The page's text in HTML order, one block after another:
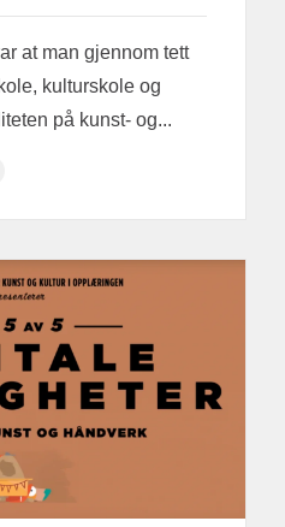
at man gjennom tett
kulturskole og
på kunst- og...